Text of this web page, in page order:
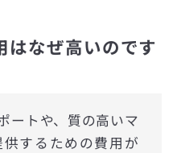
はなぜ高いのです
ートや、質の高いマ
するための費用が